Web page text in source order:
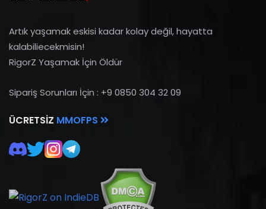
Artık yaşamak eskisi kadar kolay değil, hayatta
kalabiliecekmisin!
RigorZ Yaşamak İçin Öldür
Sipariş Sorunları İçin : +9 0850 304 32 09
ÜCRETSIZ MMOFPS